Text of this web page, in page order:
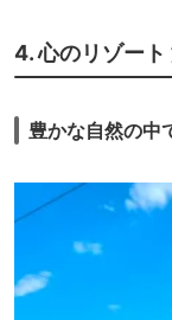
4. 心のリゾート
豊かな自然の中